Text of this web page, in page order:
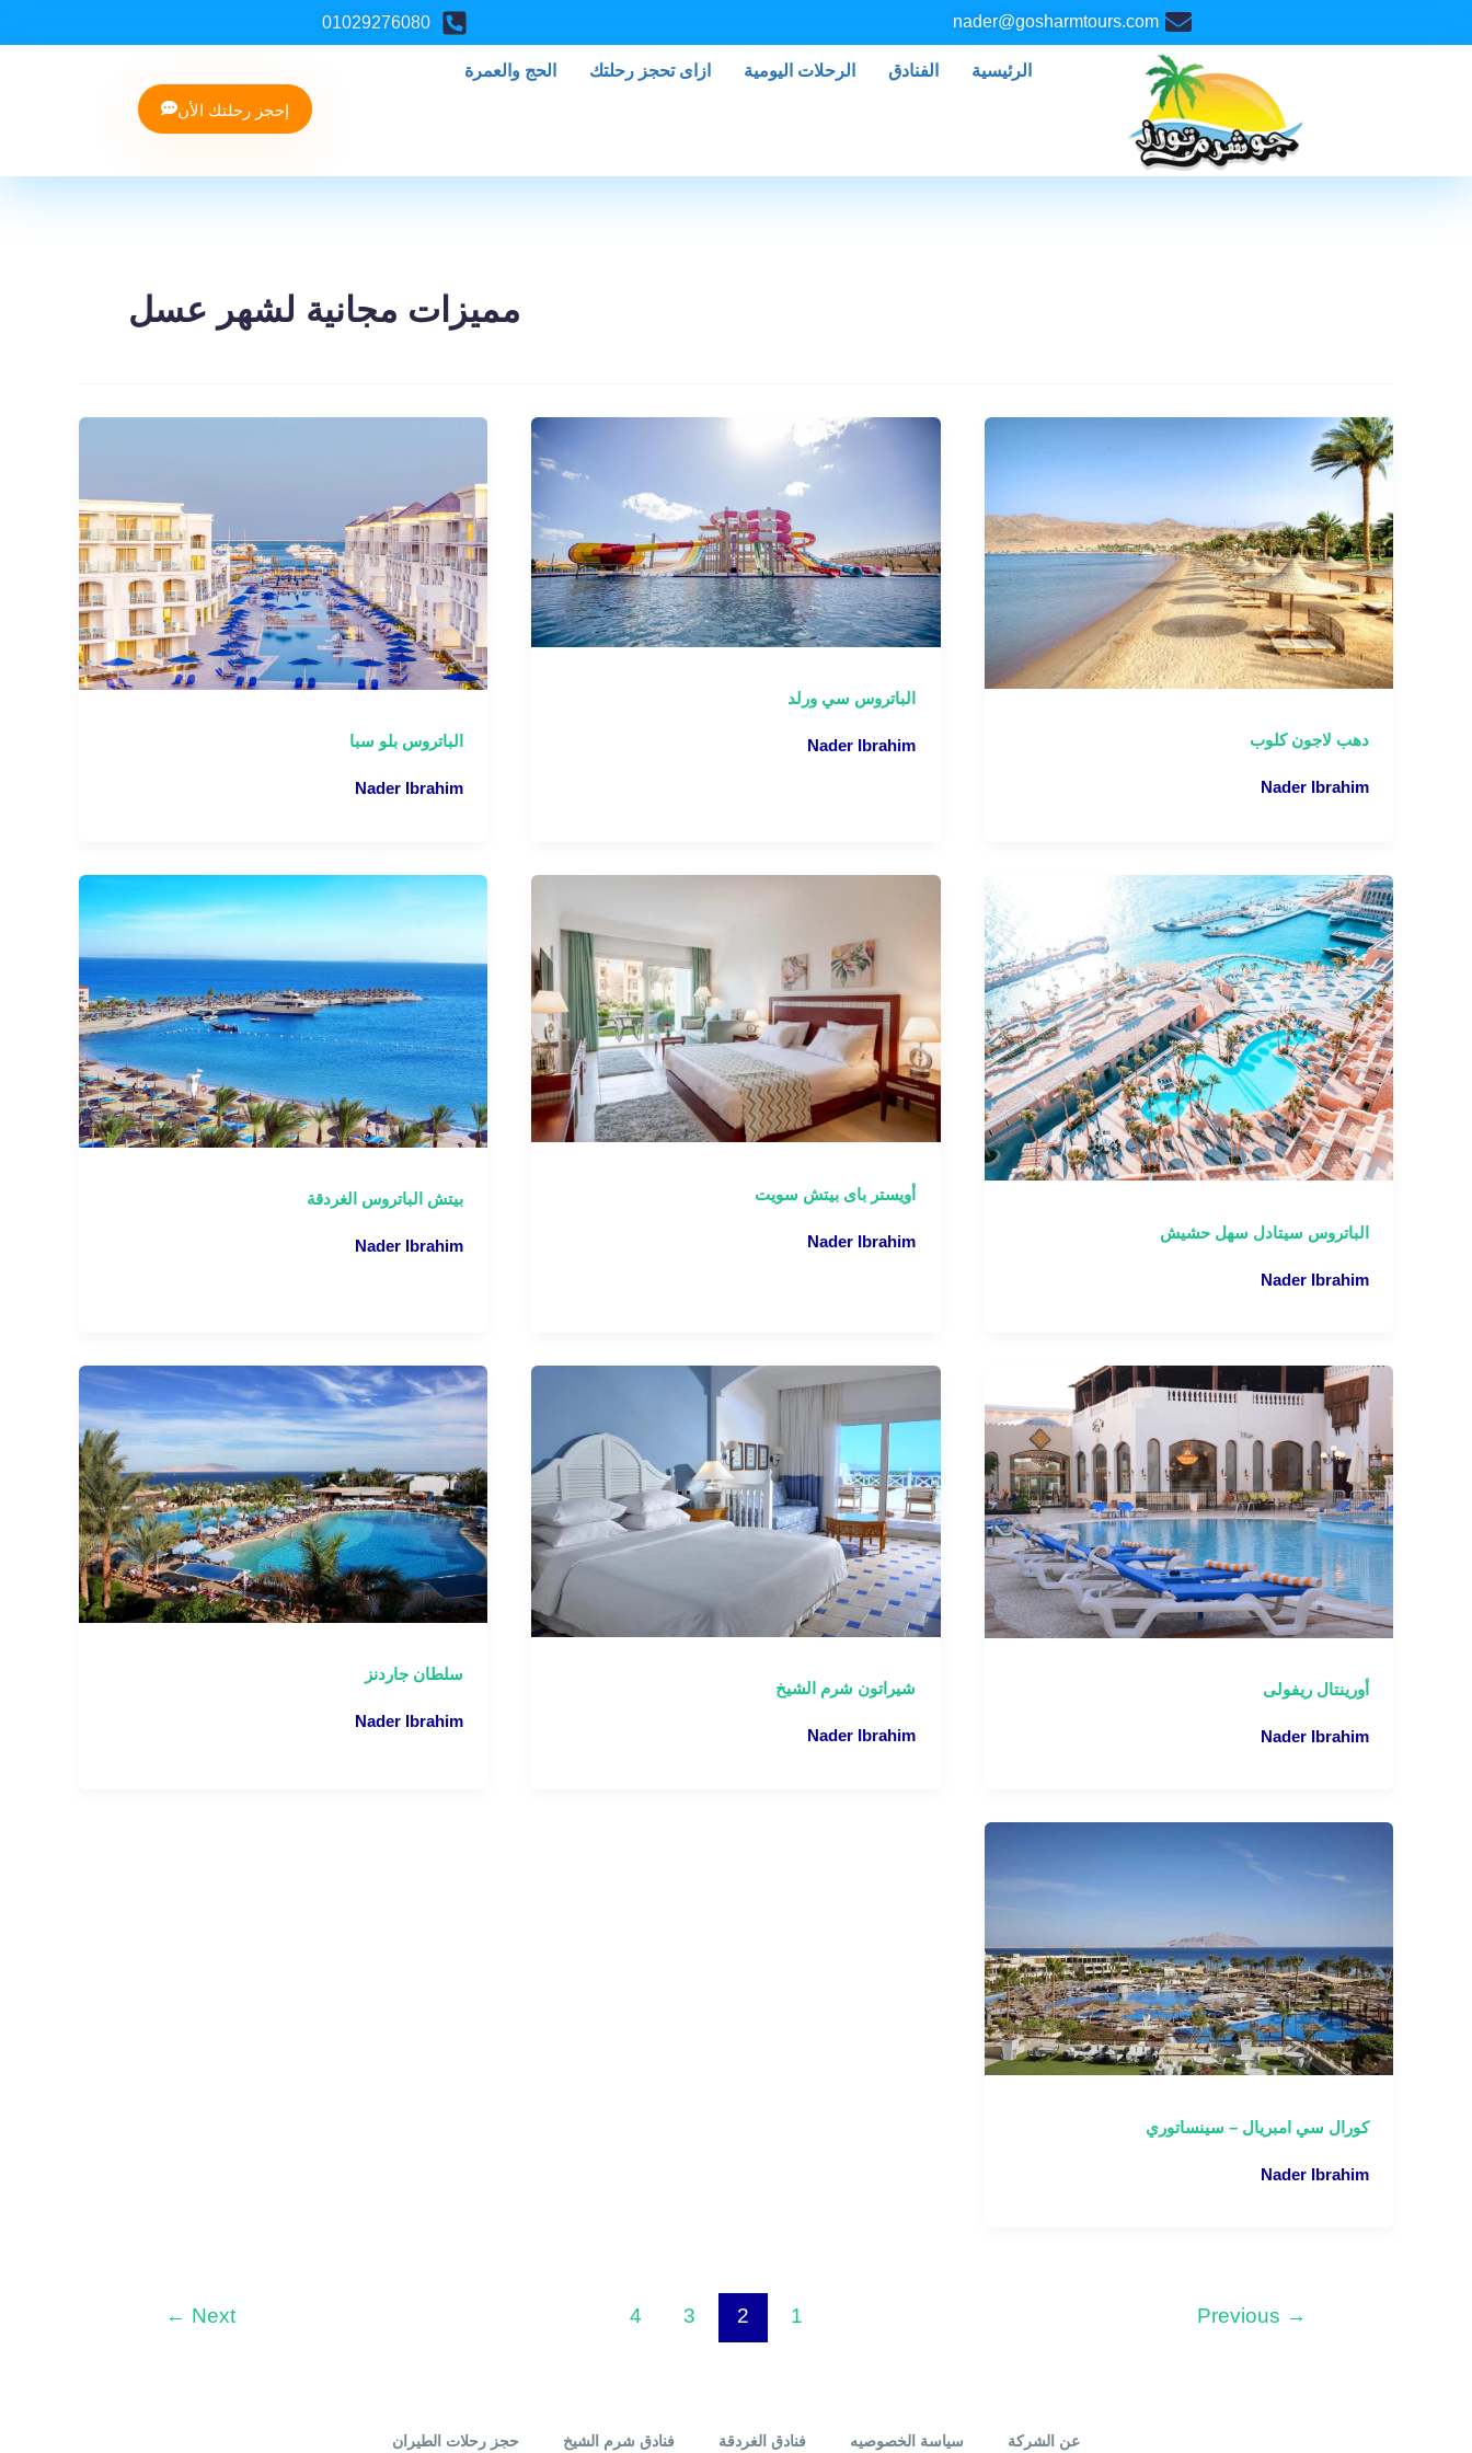
المحتوى
nader@gosharmtours.com
01029276080
الرئيسية الفنادق الرحلات اليومية ازاى تحجز رحلتك الحج والعمرة
إحجز رحلتك الأن
مميزات مجانية لشهر عسل
دهب لاجون كلوب
Nader Ibrahim
الباتروس سي ورلد
Nader Ibrahim الباتروس بلو سبا
Nader Ibrahim
الباتروس سيتادل سهل حشيش
Nader Ibrahim
أويستر باى بيتش سويت
Nader Ibrahim
بيتش الباتروس الغردقة
Nader Ibrahim
أورينتال ريفولى
Nader Ibrahim
شيراتون شرم الشيخ
Nader Ibrahim
سلطان جاردنز
Nader Ibrahim
كورال سي امبريال – سينساتوري
Nader Ibrahim
→
1
2
3
4
Next
←
عن الشركة سياسة الخصوصيه فنادق الغردقة فنادق شرم الشيخ حجز رحلات الطيران